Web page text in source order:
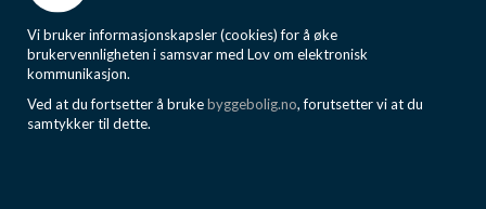
Vi bruker informasjonskapsler (cookies) for å øke
brukervennligheten i samsvar med Lov om elektronisk
kommunikasjon.
Ved at du fortsetter å brukebyggebolig.no, forutsetter vi at du
samtykker til dette.